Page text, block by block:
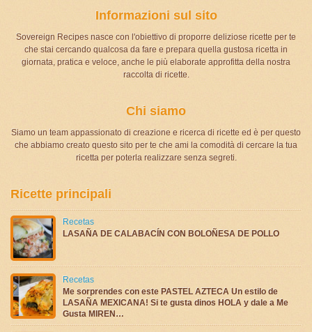
Informazioni sul sito
Sovereign Recipes nasce con l'obiettivo di proporre deliziose ricette per te
che stai cercando qualcosa da fare e prepara quella gustosa ricetta in
giornata, pratica e veloce, anche le più elaborate approfitta della nostra
raccolta di ricette.
Chi siamo
Siamo un team appassionato di creazione e ricerca di ricette ed è per questo
che abbiamo creato questo sito per te che ami la comodità di cercare la tua
ricetta per poterla realizzare senza segreti.
Ricette principali
Recetas
LASAÑA DE CALABACÍN CON BOLOÑESA DE POLLO
Recetas
Me sorprendes con este PASTEL AZTECA Un estilo de
LASAÑA MEXICANA! Si te gusta dinos HOLA y dale a Me
Gusta MIREN…